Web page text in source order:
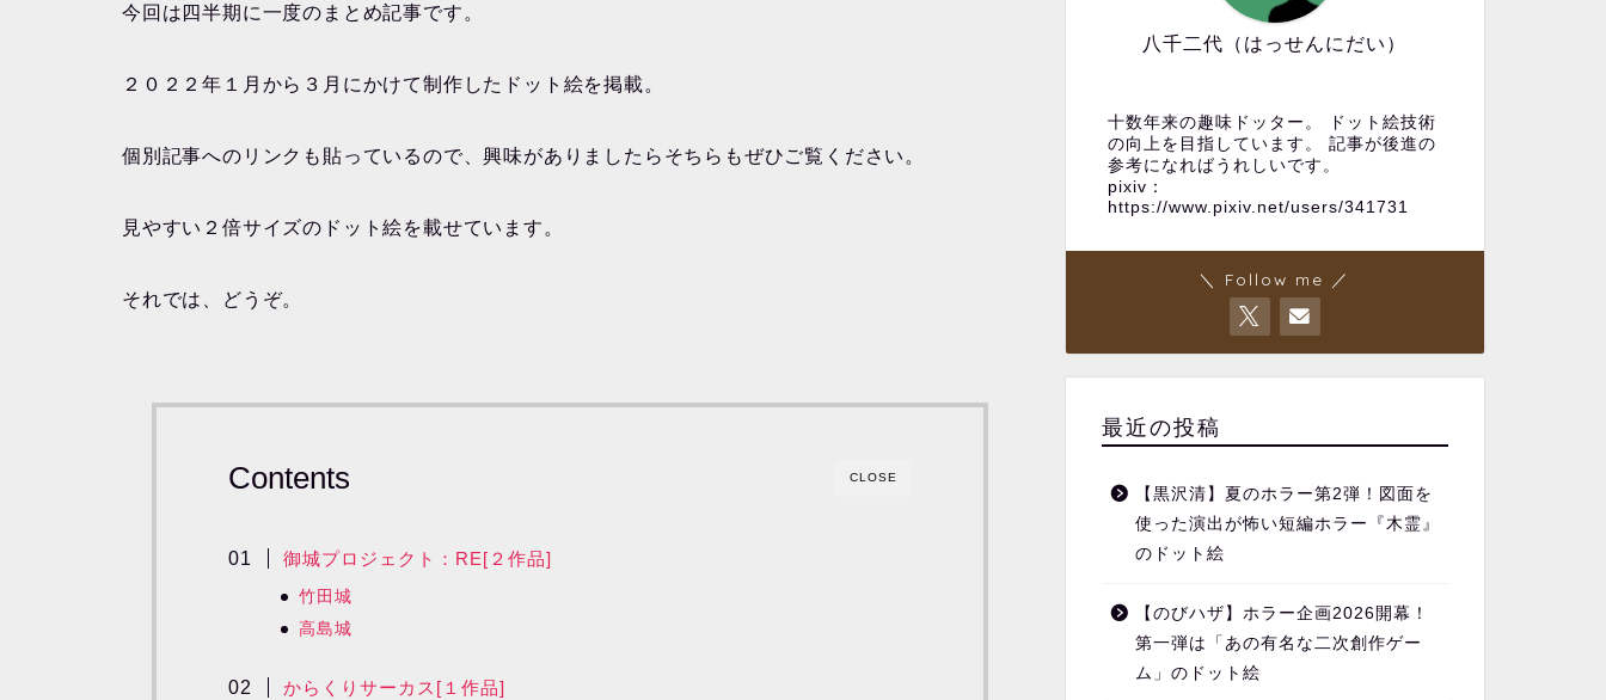
今回は四半期に一度のまとめ記事です。
２０２２年１月から３月にかけて制作したドット絵を掲載。
個別記事へのリンクも貼っているので、興味がありましたらそちらもぜひご覧ください。
見やすい２倍サイズのドット絵を載せています。
それでは、どうぞ。
CLOSE
Contents
御城プロジェクト：RE[２作品]
竹田城
高島城
からくりサーカス[１作品]
八千二代（はっせんにだい）
十数年来の趣味ドッター。 ドット絵技術
の向上を目指しています。 記事が後進の
参考になればうれしいです。
pixiv：
https://www.pixiv.net/users/341731
＼ Follow me ／
最近の投稿
【黒沢清】夏のホラー第2弾！図面を
使った演出が怖い短編ホラー『木霊』
のドット絵
【のびハザ】ホラー企画2026開幕！
第一弾は「あの有名な二次創作ゲー
ム」のドット絵